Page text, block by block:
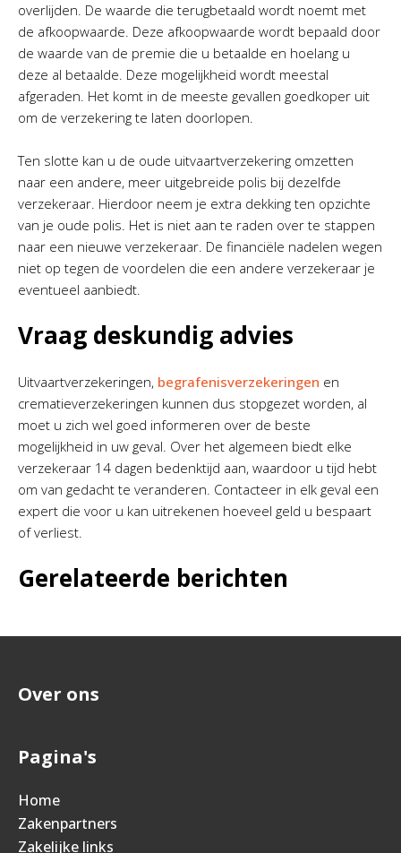
overlijden. De waarde die terugbetaald wordt noemt met
de afkoopwaarde. Deze afkoopwaarde wordt bepaald door
de waarde van de premie die u betaalde en hoelang u
deze al betaalde. Deze mogelijkheid wordt meestal
afgeraden. Het komt in de meeste gevallen goedkoper uit
om de verzekering te laten doorlopen.
Ten slotte kan u de oude uitvaartverzekering omzetten
naar een andere, meer uitgebreide polis bij dezelfde
verzekeraar. Hierdoor neem je extra dekking ten opzichte
van je oude polis. Het is niet aan te raden over te stappen
naar een nieuwe verzekeraar. De financiële nadelen wegen
niet op tegen de voordelen die een andere verzekeraar je
eventueel aanbiedt.
Vraag deskundig advies
Uitvaartverzekeringen, begrafenisverzekeringen en
crematieverzekeringen kunnen dus stopgezet worden, al
moet u zich wel goed informeren over de beste
mogelijkheid in uw geval. Over het algemeen biedt elke
verzekeraar 14 dagen bedenktijd aan, waardoor u tijd hebt
om van gedacht te veranderen. Contacteer in elk geval een
expert die voor u kan uitrekenen hoeveel geld u bespaart
of verliest.
Gerelateerde berichten
Over ons
Pagina's
Home
Zakenpartners
Zakelijke links